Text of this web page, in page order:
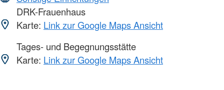
DRK-Frauenhaus
Karte: Link zur Google Maps Ansicht
Tages- und Begegnungsstätte
Karte: Link zur Google Maps Ansicht